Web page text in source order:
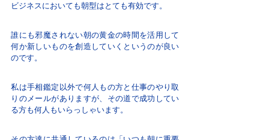
ビジネスにおいても朝型はとても有効です。
誰にも邪魔されない朝の黄金の時間を活用して
何か新しいものを創造していくというのが良い
のです。
私は手相鑑定以外で何人もの方と仕事のやり取
りのメールがありますが、その道で成功してい
る方も何人もいらっしゃいます。